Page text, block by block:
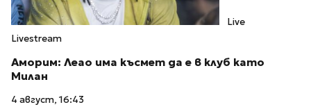
Live
Livestream
Аморим: Леао има късмет да е в клуб като
Милан
4 август, 16:43